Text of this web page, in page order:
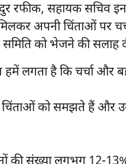
रफीक, सहायक सचिव
अपनी चिंताओं पर
को भेजने की सलाह
हमें लगता है कि चर्चा
चिंताओं को समझते हैं और